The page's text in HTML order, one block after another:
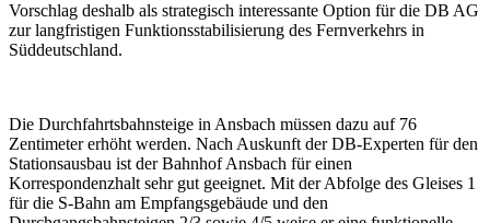
Vorschlag deshalb als strategisch interessante Option für die DB AG
zur langfristigen Funktionsstabilisierung des Fernverkehrs in
Süddeutschland.
Die Durchfahrtsbahnsteige in Ansbach müssen dazu auf 76
Zentimeter erhöht werden. Nach Auskunft der DB-Experten für den
Stationsausbau ist der Bahnhof Ansbach für einen
Korrespondenzhalt sehr gut geeignet. Mit der Abfolge des Gleises 1
für die S-Bahn am Empfangsgebäude und den